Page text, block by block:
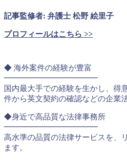
記事監修者: 弁護士 松野 絵里子
プロフィールはこちら >>
◆ 海外案件の経験が豊富
━━━━━━━━━━━━
国内最大手での経験を生かし、得
件から英文契約の確認などの企業
◆身近で高品質な法律事務所
━━━━━━━━━━━━
高水準の品質の法律サービスを、
ます。